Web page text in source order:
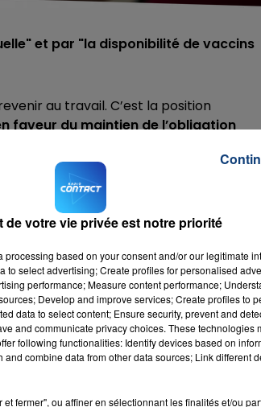
et par "la disponibilité de vaccins
au travail. C’est la position
faveur du maintien de l’obligation
incertitudes concernant la suite
à remettre en cause
dans soncommuniqué
pour travailler depuis
de votre vie privée est notre priorité
processing based on your consent and/or our legitimate
to select advertising; Create profiles for personalised
performance; Measure content performance;
Develop and improve services; Create profiles to
data to select content; Ensure security, prevent and
and communicate privacy choices. These technologies
following functionalities: Identify devices based on
combine data from other data sources; Link different
fermer", ou affiner en sélectionnant les finalités et/ou